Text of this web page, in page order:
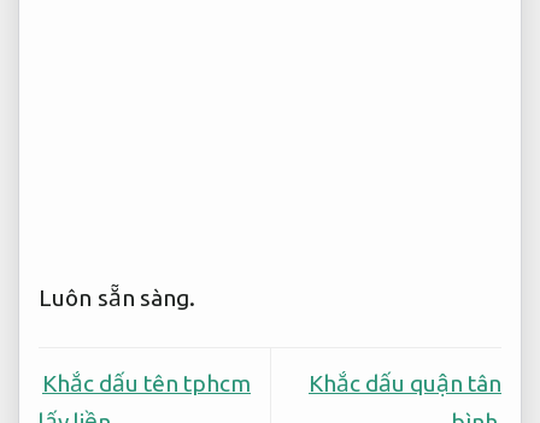
Luôn sẵn sàng.
Khắc dấu tên tphcm
Khắc dấu quận tân